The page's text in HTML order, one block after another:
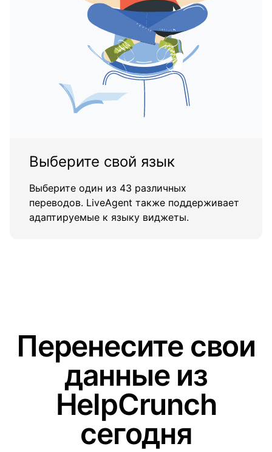
Выберите свой язык
Выберите один из 43 различных
переводов. LiveAgent также поддерживает
адаптируемые к языку виджеты.
Перенесите свои
данные из
HelpCrunch
сегодня